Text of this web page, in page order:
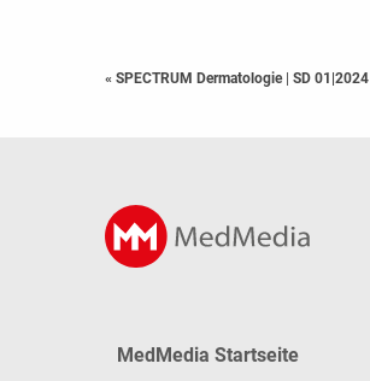
« SPECTRUM Dermatologie SD 01|2024
MedMedia Startseite